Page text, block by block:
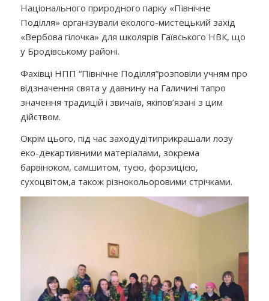
Національного природного парку «Північне
Поділля» організували еколого-мистецький захід
«Вербова гілочка» для школярів Гаївського НВК, що
у Бродівському районі.
Фахівці НПП “Північне Поділля”розповіли учням про
відзначення свята у давнину на Галичині тапро
значення традицій і звичаїв, якіпов’язані з цим
дійством.
Окрім цього, під час заходудітиприкрашали лозу
еко-декартивними матеріалами, зокрема
барвіноком, самшитом, туєю, форзицією,
сухоцвітом,а також різнокольоровими стрічками.